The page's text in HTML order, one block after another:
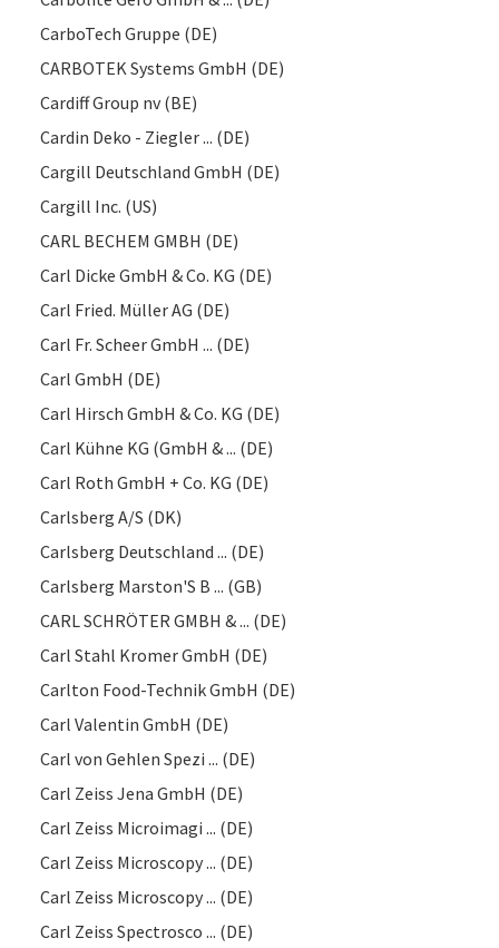
CarboTech Gruppe (DE)
CARBOTEK Systems GmbH (DE)
Cardiff Group nv (BE)
Cardin Deko - Ziegler ... (DE)
Cargill Deutschland GmbH (DE)
Cargill Inc. (US)
CARL BECHEM GMBH (DE)
Carl Dicke GmbH & Co. KG (DE)
Carl Fried. Müller AG (DE)
Carl Fr. Scheer GmbH ... (DE)
Carl GmbH (DE)
Carl Hirsch GmbH & Co. KG (DE)
Carl Kühne KG (GmbH & ... (DE)
Carl Roth GmbH + Co. KG (DE)
Carlsberg A/S (DK)
Carlsberg Deutschland ... (DE)
Carlsberg Marston'S B ... (GB)
CARL SCHRÖTER GMBH & ... (DE)
Carl Stahl Kromer GmbH (DE)
Carlton Food-Technik GmbH (DE)
Carl Valentin GmbH (DE)
Carl von Gehlen Spezi ... (DE)
Carl Zeiss Jena GmbH (DE)
Carl Zeiss Microimagi ... (DE)
Carl Zeiss Microscopy ... (DE)
Carl Zeiss Microscopy ... (DE)
Carl Zeiss Spectrosco ... (DE)